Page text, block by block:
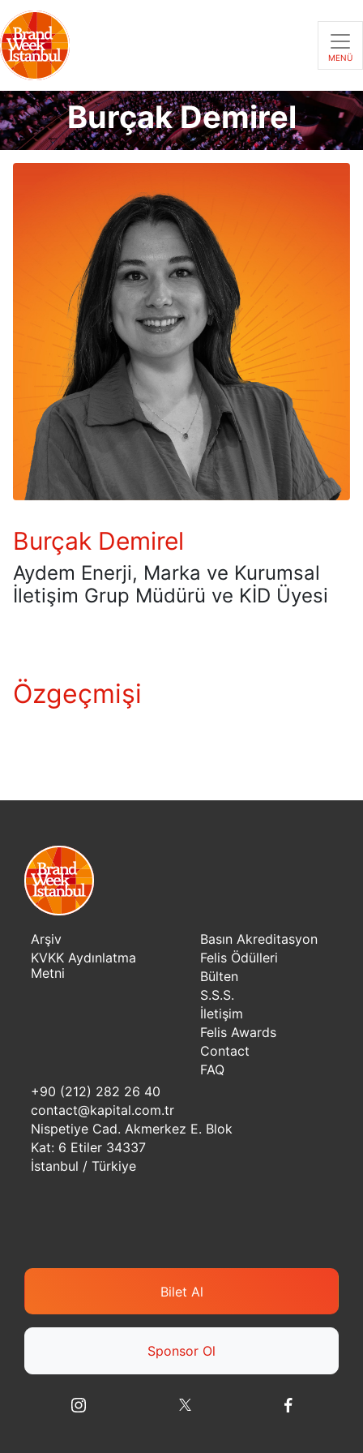
MENÜ
Burçak Demirel
Burçak Demirel
Aydem Enerji, Marka ve Kurumsal
İletişim Grup Müdürü ve KİD Üyesi
Özgeçmişi
Arşiv
KVKK Aydınlatma
Metni
Basın Akreditasyon
Felis Ödülleri
Bülten
S.S.S.
İletişim
Felis Awards
Contact
FAQ
+90 (212) 282 26 40
contact@kapital.com.tr
Nispetiye Cad. Akmerkez E. Blok
Kat: 6 Etiler 34337
İstanbul / Türkiye
Bilet Al
Sponsor Ol